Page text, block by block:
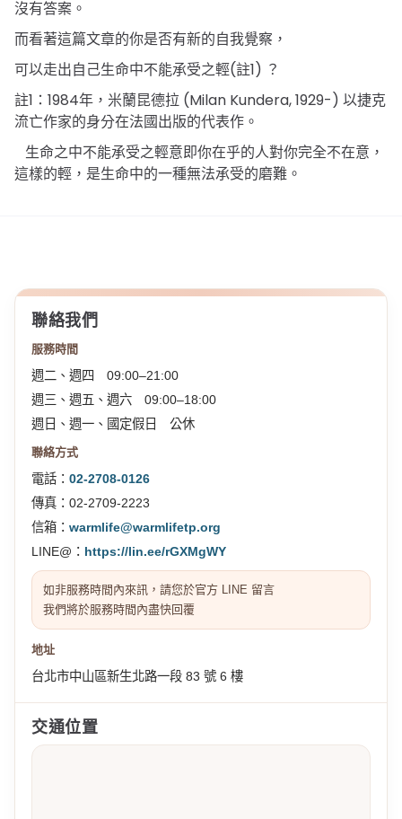
沒有答案。
而看著這篇文章的你是否有新的自我覺察，
可以走出自己生命中不能承受之輕(註1) ？
註1 ： 1984年，米蘭昆德拉 (Milan Kundera, 1929-) 以捷克
流亡作家的身分在法國出版的代表作。
生命之中不能承受之輕意即你在乎的人對你完全不在意，
這樣的輕，是生命中的一種無法承受的磨難。
聯絡我們
服務時間
週二、週四 09:00–21:00
週三、週五、週六 09:00–18:00
週日、週一、國定假日 公休
聯絡方式
電話： 02-2708-0126
傳真：02-2709-2223
信箱： warmlife@warmlifetp.org
LINE@： https://lin.ee/rGXMgWY
如非服務時間內來訊，請您於官方 LINE 留言
我們將於服務時間內盡快回覆
地址
台北市中山區新生北路一段 83 號 6 樓
交通位置